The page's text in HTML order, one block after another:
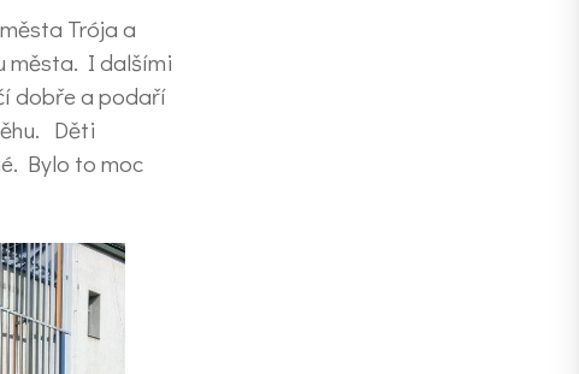
Trója a
města. I dalšími
dobře a podaří
Děti
Bylo to moc